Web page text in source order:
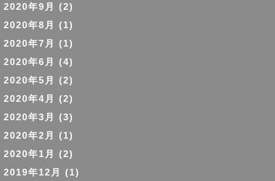
2020年9月
(2)
2020年8月
(1)
2020年7月
(1)
2020年6月
(4)
2020年5月
(2)
2020年4月
(2)
2020年3月
(3)
2020年2月
(1)
2020年1月
(2)
2019年12月
(1)